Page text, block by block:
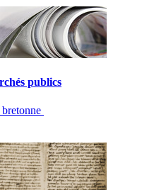
publics